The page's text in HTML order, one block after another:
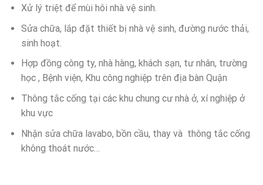
Xử lý triệt để mùi hôi nhà vệ sinh.
Sửa chữa, lắp đặt thiết bị nhà vệ sinh, đường nước thải,
sinh hoạt.
Hợp đồng công ty, nhà hàng, khách sạn, tư nhân, trường
học , Bệnh viện, Khu công nghiệp trên địa bàn Quận
Thông tắc cống tại các khu chung cư nhà ở, xí nghiệp ở
khu vực
Nhận sửa chữa lavabo, bồn cầu, thay và thông tắc cống
không thoát nước…